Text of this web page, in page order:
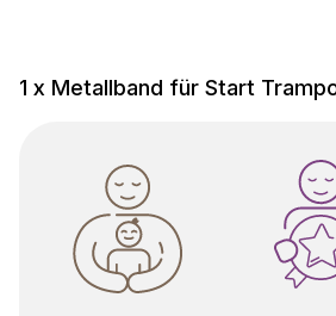
1 x Metallband für Start